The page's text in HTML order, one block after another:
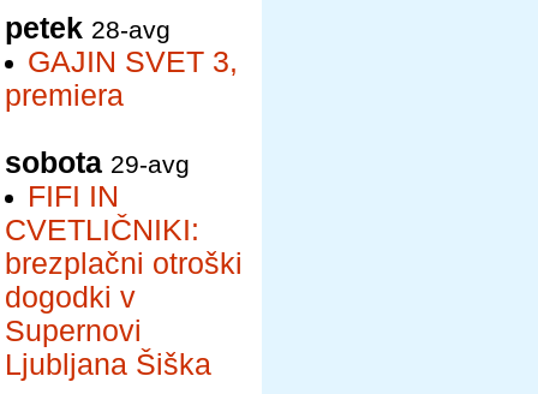
petek 28-avg
GAJIN SVET 3,
premiera
sobota 29-avg
FIFI IN
CVETLIČNIKI:
brezplačni otroški
dogodki v
Supernovi
Ljubljana Šiška